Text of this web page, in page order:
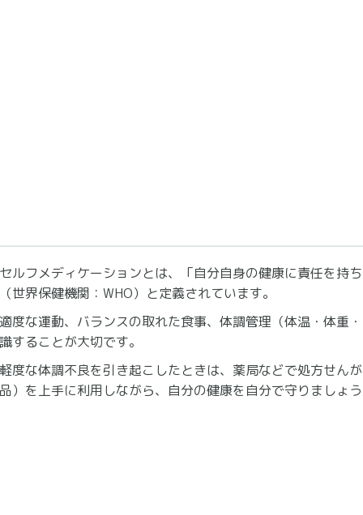
セルフメディケーションとは、「自分自身の健康に責任を持
（世界保健機関：WHO）と定義されています。
適度な運動、バランスの取れた食事、体調管理（体温・体重
識することが大切です。
軽度な体調不良を引き起こしたときは、薬局などで処方せん
品）を上手に利用しながら、自分の健康を自分で守りましょう